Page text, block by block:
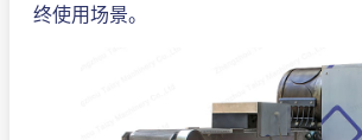
终使用场景。